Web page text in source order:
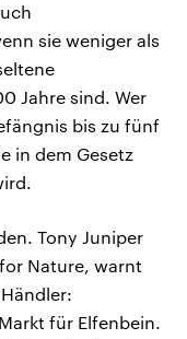
sie weniger als
Jahre sind. Wer
bis zu fünf
in dem Gesetz
Tony Juniper
Nature, warnt
für Elfenbein.